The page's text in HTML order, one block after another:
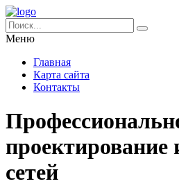
Меню
Главная
Карта сайта
Контакты
сетей